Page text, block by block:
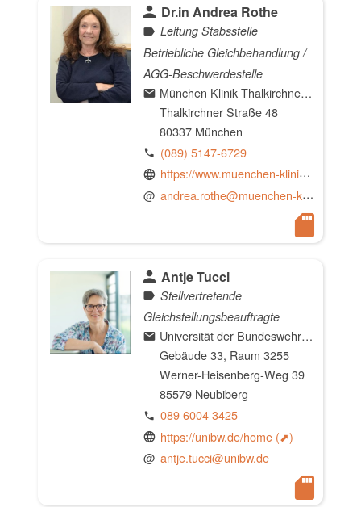
Dr.in Andrea Rothe
Leitung Stabsstelle
Betriebliche Gleichbehandlung /
AGG-Beschwerdestelle
München Klinik Thalkirchner Straße
Thalkirchner Straße 48
80337 München
(089) 5147-6729
https://www.muenchen-klinik.de
@ andrea.rothe@muenchen-klinik.de
Antje Tucci
Stellvertretende
Gleichstellungsbeauftragte
Universität der Bundeswehr München
Gebäude 33, Raum 3255
Werner-Heisenberg-Weg 39
85579 Neubiberg
089 6004 3425
https://unibw.de/home
@ antje.tucci@unibw.de